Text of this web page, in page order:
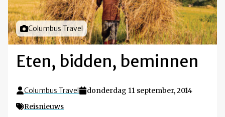
Foto door
Columbus Travel
Eten, bidden, beminnen
Columbus Travel
donderdag 11 september, 2014
Reisnieuws